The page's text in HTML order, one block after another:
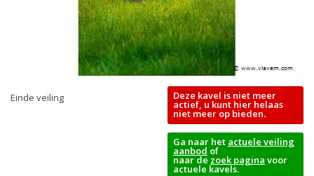
Einde veiling Deze kavel is niet meer
actief, u kunt hier helaas
niet meer op bieden.
Ga naar het actuele veiling
aanbod of
naar de zoek pagina voor
actuele kavels.